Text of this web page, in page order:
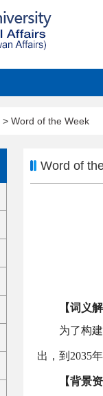
> Word of the Week
Word of
【词义
为了构
出，到 2035
【背景